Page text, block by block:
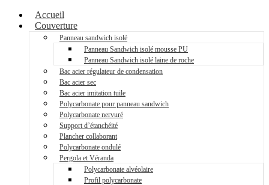
Accueil
Couverture
Panneau sandwich isolé
Panneau Sandwich isolé mousse PU
Panneau Sandwich isolé laine de roche
Bac acier régulateur de condensation
Bac acier sec
Bac acier imitation tuile
Polycarbonate pour panneau sandwich
Polycarbonate nervuré
Support d’étanchéité
Plancher collaborant
Polycarbonate ondulé
Pergola et Véranda
Polycarbonate alvéolaire
Profil polycarbonate